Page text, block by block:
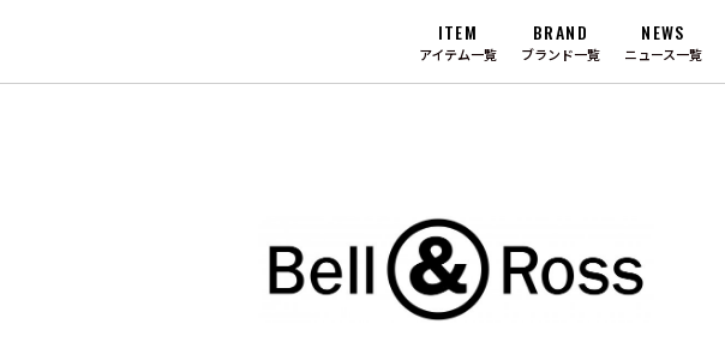
ITEM
アイテム一覧
BRAND
ブランド一覧
NEWS
ニュース一覧